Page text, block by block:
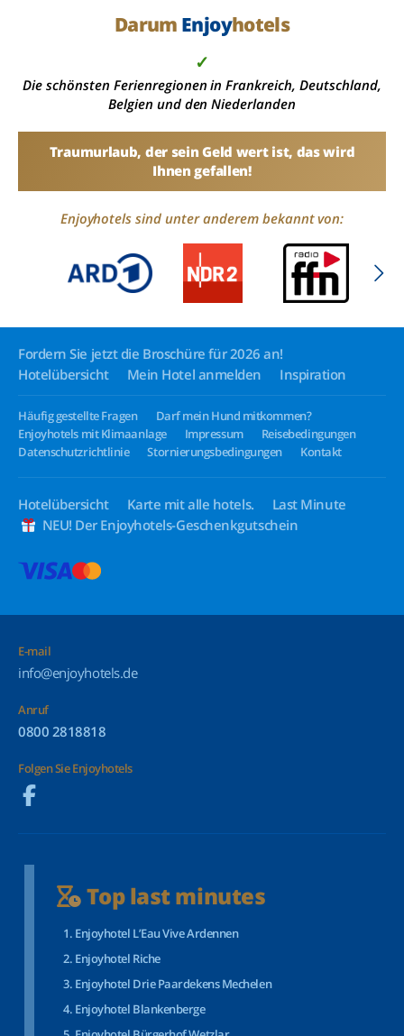
Darum Enjoyhotels
✓
Die schönsten Ferienregionen in Frankreich, Deutschland,
Belgien und den Niederlanden
Traumurlaub, der sein Geld wert ist, das wird
Ihnen gefallen!
Enjoyhotels sind unter anderem bekannt von:
Fordern Sie jetzt die Broschüre für 2026 an!
Hotelübersicht
Mein Hotel anmelden Inspiration
Häufig gestellte Fragen
Darf mein Hund mitkommen?
Enjoyhotels mit Klimaanlage
Impressum
Reisebedingungen
Datenschutzrichtlinie
Stornierungsbedingungen Kontakt
Hotelübersicht Karte mit alle hotels.
Last Minute
NEU! Der Enjoyhotels-Geschenkgutschein
E-mail
info@enjoyhotels.de
Anruf
0800 2818818
Folgen Sie Enjoyhotels
Top last minutes
Enjoyhotel L’Eau Vive Ardennen
Enjoyhotel Riche
Enjoyhotel Drie Paardekens Mechelen
Enjoyhotel Blankenberge